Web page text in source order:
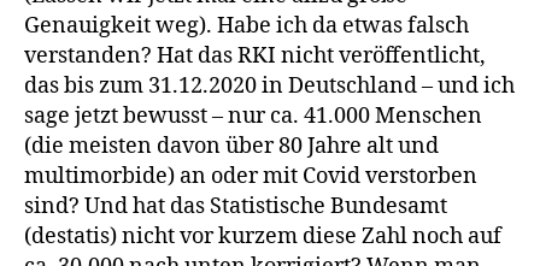
Genauigkeit weg). Habe ich da etwas falsch
verstanden? Hat das RKI nicht veröffentlicht,
das bis zum 31.12.2020 in Deutschland – und ich
sage jetzt bewusst – nur ca. 41.000 Menschen
(die meisten davon über 80 Jahre alt und
multimorbide) an oder mit Covid verstorben
sind? Und hat das Statistische Bundesamt
(destatis) nicht vor kurzem diese Zahl noch auf